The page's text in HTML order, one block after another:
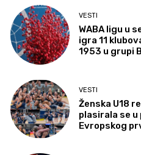
VESTI
WABA ligu u
igra 11
1953 u grupi B
VESTI
Ženska U18
plasirala se u
Evropskog